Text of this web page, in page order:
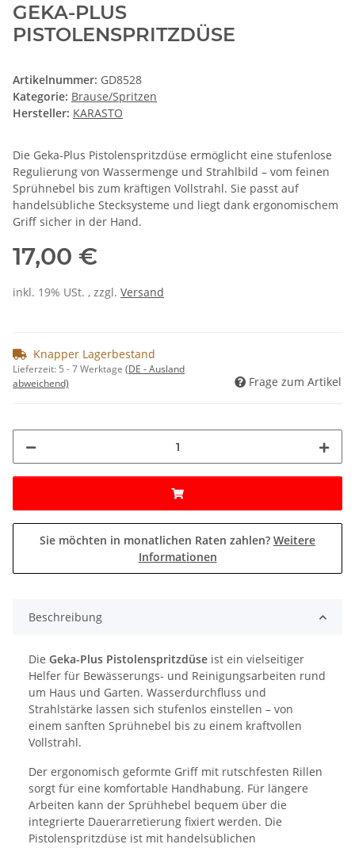
GEKA-PLUS
PISTOLENSPRITZDÜSE
Artikelnummer: GD8528
Kategorie: Brause/Spritzen
Hersteller: KARASTO
Die Geka-Plus Pistolenspritzdüse ermöglicht eine stufenlose
Regulierung von Wassermenge und Strahlbild – vom feinen
Sprühnebel bis zum kräftigen Vollstrahl. Sie passt auf
handelsübliche Stecksysteme und liegt dank ergonomischem
Griff sicher in der Hand.
17,00 €
inkl. 19% USt. , zzgl. Versand
Knapper Lagerbestand
Lieferzeit: 5 - 7 Werktage (DE - Ausland
abweichend)
Frage zum Artikel
Sie möchten in monatlichen Raten zahlen? Weitere
Informationen
Beschreibung
Die Geka-Plus Pistolenspritzdüse ist ein vielseitiger
Helfer für Bewässerungs- und Reinigungsarbeiten rund
um Haus und Garten. Wasserdurchfluss und
Strahlstärke lassen sich stufenlos einstellen – von
einem sanften Sprühnebel bis zu einem kraftvollen
Vollstrahl.
Der ergonomisch geformte Griff mit rutschfesten Rillen
sorgt für eine komfortable Handhabung. Für längere
Arbeiten kann der Sprühhebel bequem über die
integrierte Dauerarretierung fixiert werden. Die
Pistolenspritzdüse ist mit handelsüblichen